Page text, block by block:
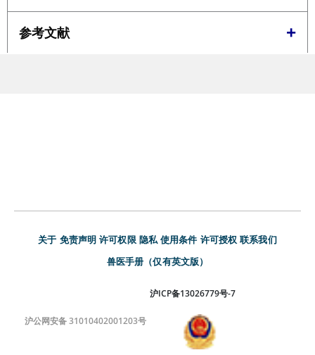
在这些主题中
关于 免责声明 许可权限 隐私 使用条件 许可授权 联系我们
兽医手册（仅有英文版）
沪ICP备13026779号-7
沪公网安备 31010402001203号